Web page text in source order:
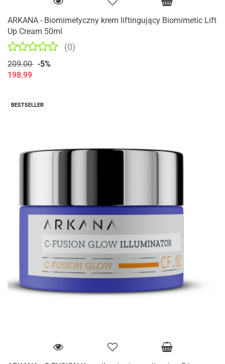
ARKANA - Biomimetyczny krem liftingujący Biomimetic Lift
Up Cream 50ml
(0)
209.00 -5%
198.99
BESTSELLER